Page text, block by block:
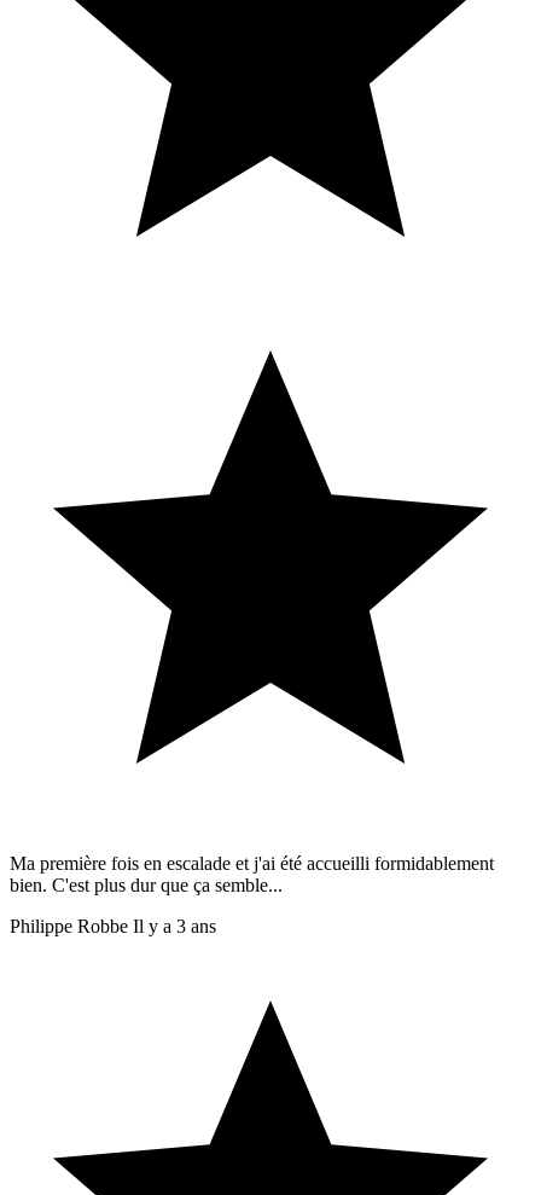
Ma première fois en escalade et j'ai été accueilli formidablement
bien. C'est plus dur que ça semble...
Philippe Robbe Il y a 3 ans